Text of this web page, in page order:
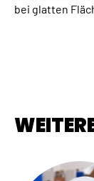
bei glatten